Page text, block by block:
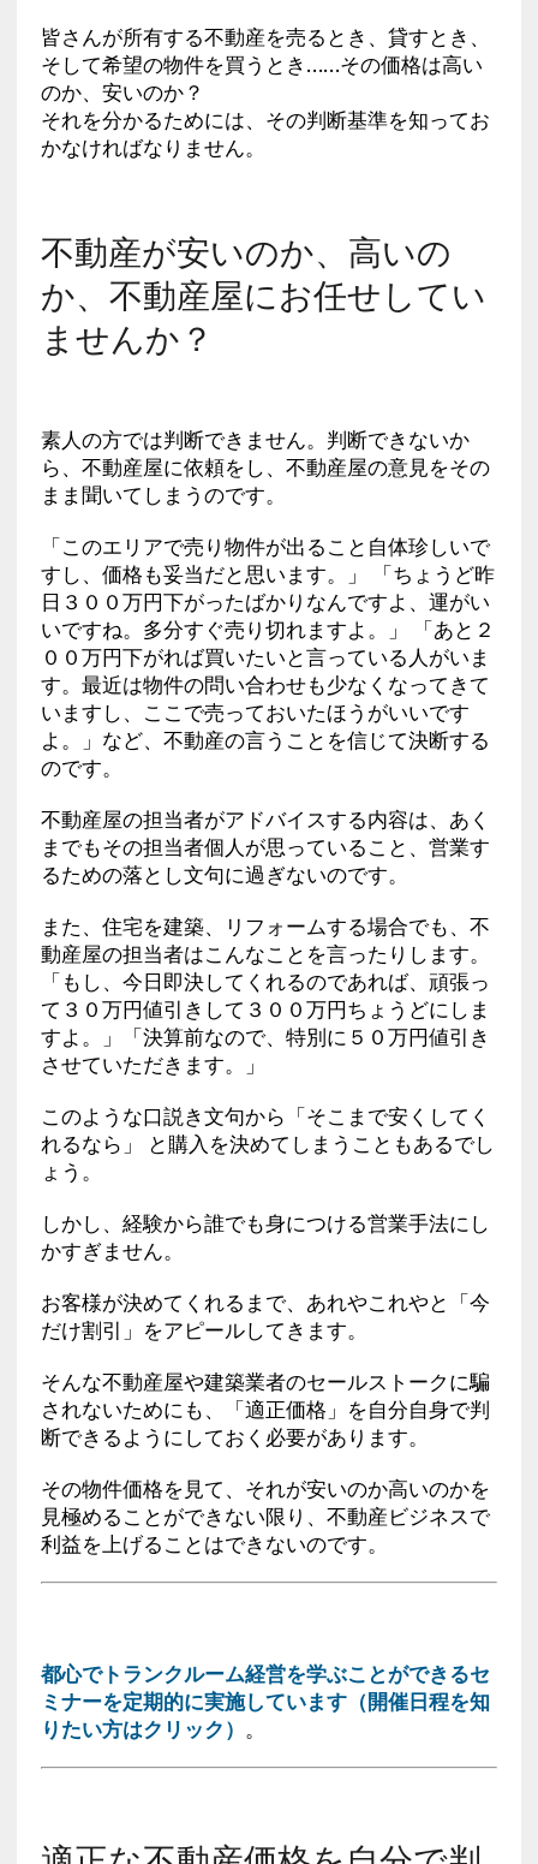
皆さんが所有する不動産を売るとき、貸すとき、
そして希望の物件を買うとき……その価格は高い
のか、安いのか？
それを分かるためには、その判断基準を知ってお
かなければなりません。
不動産が安いのか、高いの
か、不動産屋にお任せしてい
ませんか？
素人の方では判断できません。判断できないか
ら、不動産屋に依頼をし、不動産屋の意見をその
まま聞いてしまうのです。
「このエリアで売り物件が出ること自体珍しいで
すし、価格も妥当だと思います。」 「ちょうど昨
日３００万円下がったばかりなんですよ、運がい
いですね。多分すぐ売り切れますよ。」 「あと２
００万円下がれば買いたいと言っている人がいま
す。最近は物件の問い合わせも少なくなってきて
いますし、ここで売っておいたほうがいいです
よ。」など、不動産の言うことを信じて決断する
のです。
不動産屋の担当者がアドバイスする内容は、あく
までもその担当者個人が思っていること、営業す
るための落とし文句に過ぎないのです。
また、住宅を建築、リフォームする場合でも、不
動産屋の担当者はこんなことを言ったりします。
「もし、今日即決してくれるのであれば、頑張っ
て３０万円値引きして３００万円ちょうどにしま
すよ。」「決算前なので、特別に５０万円値引き
させていただきます。」
このような口説き文句から「そこまで安くしてく
れるなら」 と購入を決めてしまうこともあるでし
ょう。
しかし、経験から誰でも身につける営業手法にし
かすぎません。
お客様が決めてくれるまで、あれやこれやと「今
だけ割引」をアピールしてきます。
そんな不動産屋や建築業者のセールストークに騙
されないためにも、「適正価格」を自分自身で判
断できるようにしておく必要があります。
その物件価格を見て、それが安いのか高いのかを
見極めることができない限り、不動産ビジネスで
利益を上げることはできないのです。
都心でトランクルーム経営を学ぶことができるセ
ミナーを定期的に実施しています（開催日程を知
りたい方はクリック） 。